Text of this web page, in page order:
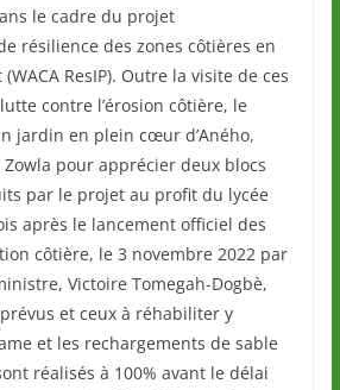
le cadre du projet
résilience des zones côtières en
ResIP). Outre la visite de ces
contre l’érosion côtière, le
jardin en plein cœur d’Aného,
Zowla pour apprécier deux blocs
par le projet au profit du lycée
après le lancement officiel des
côtière, le 3 novembre 2022 par
Victoire Tomegah-Dogbè,
et ceux à réhabiliter y
et les rechargements de sable
réalisés à 100% avant le délai